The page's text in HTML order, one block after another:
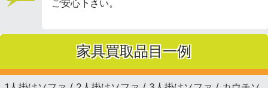
ご安心下さい。
家具買取品目一例